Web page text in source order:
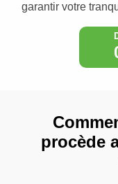
garantir votre
procède